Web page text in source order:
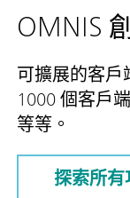
OMNIS
可擴展的客
1000 個客戶
等等。
探索所